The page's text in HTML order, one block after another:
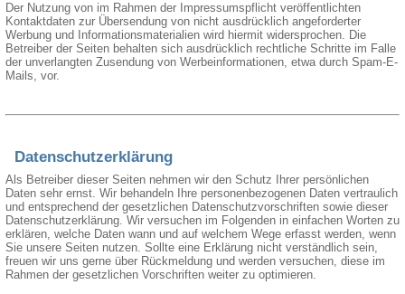
Der Nutzung von im Rahmen der Impressumspflicht veröffentlichten
Kontaktdaten zur Übersendung von nicht ausdrücklich angeforderter
Werbung und Informationsmaterialien wird hiermit widersprochen. Die
Betreiber der Seiten behalten sich ausdrücklich rechtliche Schritte im Falle
der unverlangten Zusendung von Werbeinformationen, etwa durch Spam-E-
Mails, vor.
Datenschutzerklärung
Als Betreiber dieser Seiten nehmen wir den Schutz Ihrer persönlichen
Daten sehr ernst. Wir behandeln Ihre personenbezogenen Daten vertraulich
und entsprechend der gesetzlichen Datenschutzvorschriften sowie dieser
Datenschutzerklärung. Wir versuchen im Folgenden in einfachen Worten zu
erklären, welche Daten wann und auf welchem Wege erfasst werden, wenn
Sie unsere Seiten nutzen. Sollte eine Erklärung nicht verständlich sein,
freuen wir uns gerne über Rückmeldung und werden versuchen, diese im
Rahmen der gesetzlichen Vorschriften weiter zu optimieren.